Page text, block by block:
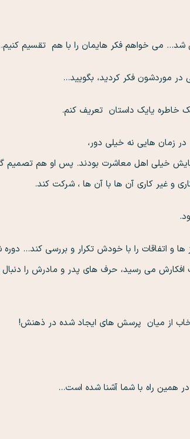
می خواهم فکر هایمان را با هم تقسیم
وقتی در موردشون فکر کردید، بگویید…
خاطره یایک داستان تعریف کنم.
هایی نه
خیلی اهل معاشرت بودند. پس او هم تصمیم
و غیر کاری آن ها با آن ها ، شرکت کند.
و اتفاقات را با خودش تکرار و بررسی کند…
می رسید، حرف های پدر و مادرش را دنبال
از میان پرسش های ایجاد شده در ذهنش!
همین راه با شما آشنا شده است…